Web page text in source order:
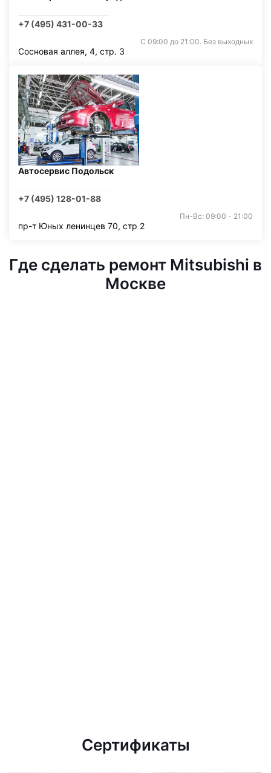
+7 (495) 431-00-33
С 09:00 до 21:00. Без выходных
Сосновая аллея, 4, стр. 3
Автосервис Подольск
+7 (495) 128-01-88
Пн-Вс: 09:00 - 21:00
пр-т Юных ленинцев 70, стр 2
Где сделать ремонт Mitsubishi в
Москве
Сертификаты